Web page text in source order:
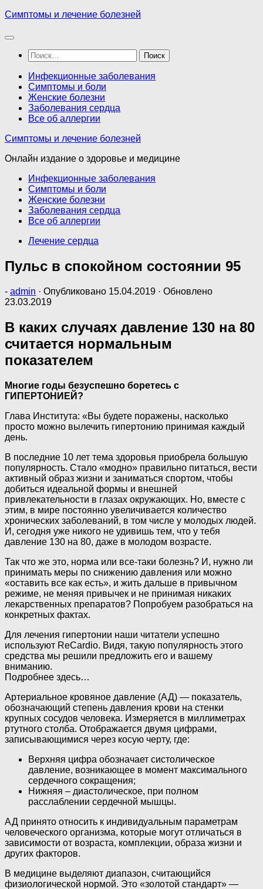
Перейти
содержимому
Симптомы и лечение болезней
Найти:
Инфекционные заболевания
Симптомы и боли
Женские болезни
Заболевания сердца
Все об аллергии
Симптомы и лечение болезней
Онлайн издание о здоровье и медицине
Инфекционные заболевания
Симптомы и боли
Женские болезни
Заболевания сердца
Все об аллергии
Лечение сердца
Пульс в спокойном состоянии 95
- admin · Опубликовано 15.04.2019 · Обновлено
23.03.2019
В каких случаях давление 130 на 80
считается нормальным
показателем
Многие годы безуспешно боретесь с
ГИПЕРТОНИЕЙ?
Глава Института: «Вы будете поражены, насколько
просто можно вылечить гипертонию принимая каждый
день.
В последние 10 лет тема здоровья приобрела большую
популярность. Стало «модно» правильно питаться, вести
активный образ жизни и заниматься спортом, чтобы
добиться идеальной формы и внешней
привлекательности в глазах окружающих. Но, вместе с
этим, в мире постоянно увеличивается количество
хронических заболеваний, в том числе у молодых людей.
И, сегодня уже никого не удивишь тем, что у тебя
давление 130 на 80, даже в молодом возрасте.
Так что же это, норма или все-таки болезнь? И, нужно ли
принимать меры по снижению давления или можно
«оставить все как есть», и жить дальше в привычном
режиме, не меняя привычек и не принимая никаких
лекарственных препаратов? Попробуем разобраться на
конкретных фактах.
Для лечения гипертонии наши читатели успешно
используют ReCardio. Видя, такую популярность этого
средства мы решили предложить его и вашему
вниманию.
Подробнее здесь…
Артериальное кровяное давление (АД) — показатель,
обозначающий степень давления крови на стенки
крупных сосудов человека. Измеряется в миллиметрах
ртутного столба. Отображается двумя цифрами,
записывающимися через косую черту, где:
Верхняя цифра обозначает систолическое
давление, возникающее в момент максимального
сердечного сокращения;
Нижняя – диастолическое, при полном
расслаблении сердечной мышцы.
АД принято относить к индивидуальным параметрам
человеческого организма, которые могут отличаться в
зависимости от возраста, комплекции, образа жизни и
других факторов.
В медицине выделяют диапазон, считающийся
физиологической нормой. Это «золотой стандарт» —